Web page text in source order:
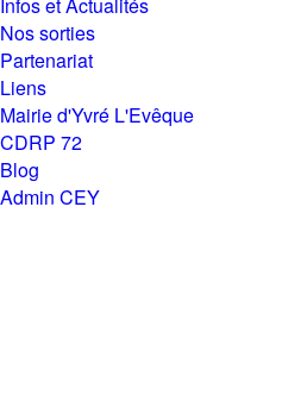
Nos sorties
Partenariat
Liens
Mairie d'Yvré L'Evêque
CDRP 72
Blog
Admin CEY